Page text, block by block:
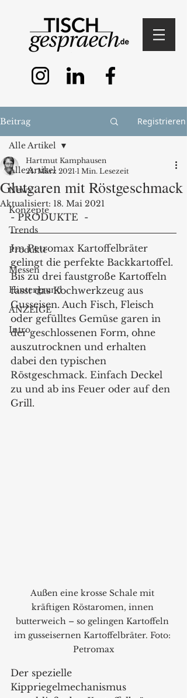
Beitrag Registrieren
Alle Artikel
News
Konzepte
Trends
Produkte
Messen
Hintergrund
ANZEIGE
Intro
Alle Artikel
Glutgaren mit Röstgeschmack
Hartmut Kamphausen
24. März 2021 1 Min. Lesezeit
Aktualisiert: 18. Mai 2021
- PRODUKTE  -
Im Petromax Kartoffelbräter
gelingt die perfekte Backkartoffel.
Bis zu drei faustgroße Kartoffeln
fasst das Kochwerkzeug aus
Gusseisen. Auch Fisch, Fleisch
oder gefülltes Gemüse garen in
der geschlossenen Form, ohne
auszutrocknen und erhalten
dabei den typischen
Röstgeschmack. Einfach Deckel
zu und ab ins Feuer oder auf den
Grill.
Außen eine krosse Schale mit
kräftigen Röstaromen, innen
butterweich – so gelingen Kartoffeln
im gusseisernen Kartoffelbräter. Foto:
Petromax
Der spezielle
Kippriegelmechanismus